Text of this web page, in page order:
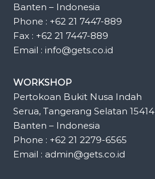
Banten – Indonesia
Phone : +62 21 7447-889
Fax : +62 21 7447-889
Email : info@gets.co.id
WORKSHOP
Pertokoan Bukit Nusa Indah
Serua, Tangerang Selatan 15414
Banten – Indonesia
Phone : +62 21 2279-6565
Email : admin@gets.co.id